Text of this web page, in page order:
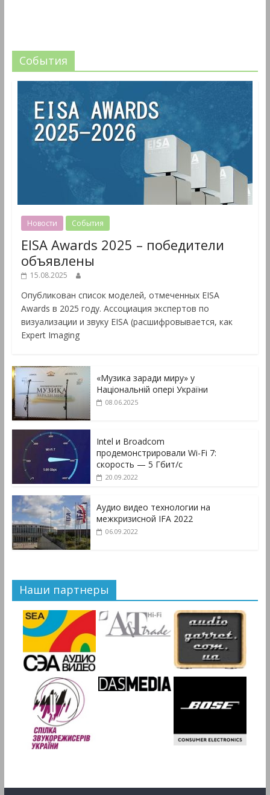
События
Новости События
EISA Awards 2025 – победители
объявлены
15.08.2025
Опубликован список моделей, отмеченных EISA
Awards в 2025 году. Ассоциация экспертов по
визуализации и звуку EISA (расшифровывается, как
Expert Imaging
«Музика заради миру» у
Національній опері України
08.06.2025
Intel и Broadcom
продемонстрировали Wi-Fi 7:
скорость — 5 Гбит/с
20.09.2022
Аудио видео технологии на
межкризисной IFA 2022
06.09.2022
Наши партнеры